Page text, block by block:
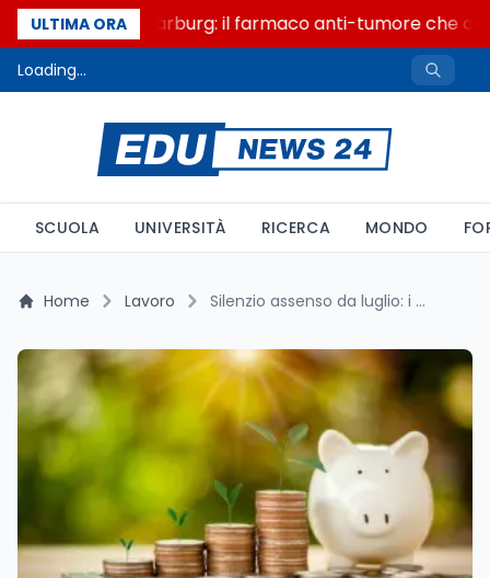
ULTIMA ORA
Un secolo di Warburg: il farmaco anti-tumore che
Loading...
SCUOLA UNIVERSITÀ RICERCA MONDO
Home Lavoro Silenzio assenso da luglio: i numeri spingono verso i fondi negoziali